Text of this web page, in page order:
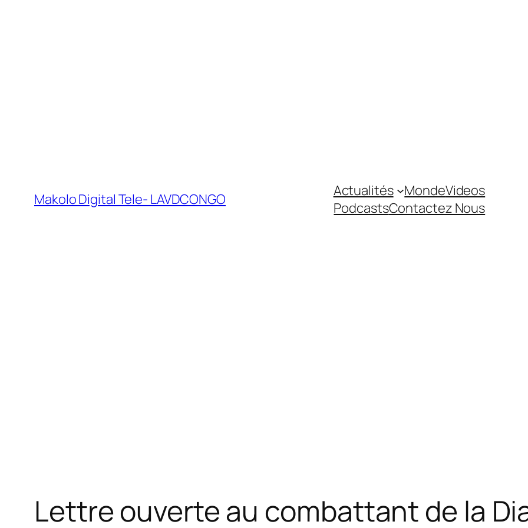
Makolo Digital Tele- LAVDCONGO Actualités MondeVideos
PodcastsContactez Nous
Lettre ouverte au combattant de la